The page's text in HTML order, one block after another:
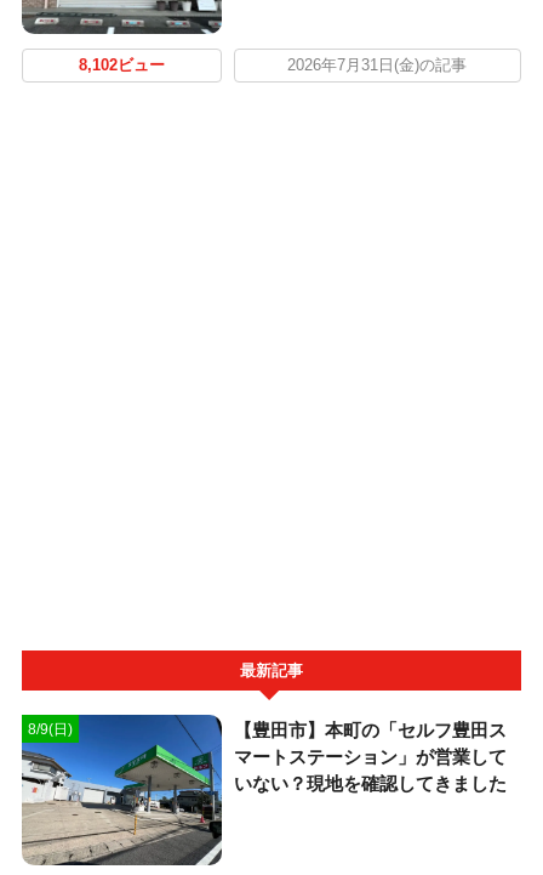
8,102ビュー 2026年7月31日(金)の記事
最新記事
8/9(日)
【豊田市】本町の「セルフ豊田ス
マートステーション」が営業して
いない？現地を確認してきました